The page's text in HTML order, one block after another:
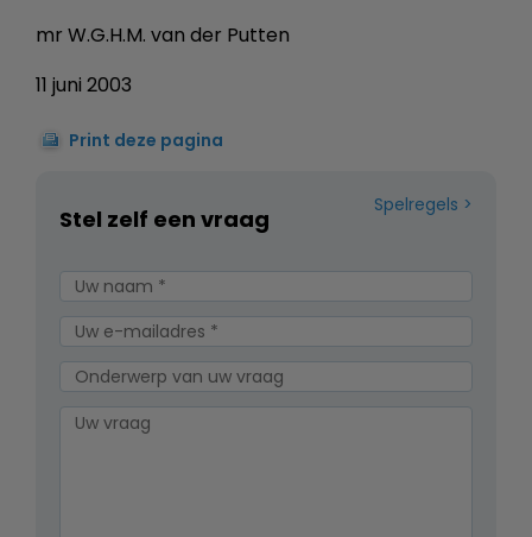
mr W.G.H.M. van der Putten
11 juni 2003
Print deze pagina
Spelregels
Stel zelf een vraag